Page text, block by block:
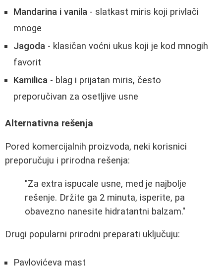
Mandarina i vanila - slatkast miris koji privlači
mnoge
Jagoda - klasičan voćni ukus koji je kod mnogih
favorit
Kamilica - blag i prijatan miris, često
preporučivan za osetljive usne
Alternativna rešenja
Pored komercijalnih proizvoda, neki korisnici
preporučuju i prirodna rešenja:
"Za extra ispucale usne, med je najbolje
rešenje. Držite ga 2 minuta, isperite, pa
obavezno nanesite hidratantni balzam."
Drugi popularni prirodni preparati uključuju:
Pavlovićeva mast